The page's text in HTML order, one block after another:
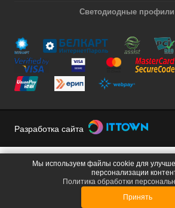
Светодиодные профили
Разработка сайта
Мы используем файлы cookie для
персонализации
Политика обработки
Принять